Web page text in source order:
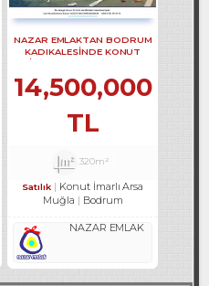
NAZAR EMLAKTAN BODRUM
KADIKALESINDE KONUT
IMARLI ARSA REF-1353
14,500,000
TL
320m²
Satılık
Konut İmarlı Arsa
Muğla
Bodrum
NAZAR EMLAK